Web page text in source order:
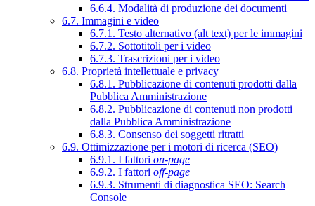
6.6.4. Modalità di produzione dei documenti
6.7. Immagini e video
6.7.1. Testo alternativo (alt text) per le immagini
6.7.2. Sottotitoli per i video
6.7.3. Trascrizioni per i video
6.8. Proprietà intellettuale e privacy
6.8.1. Pubblicazione di contenuti prodotti dalla
Pubblica Amministrazione
6.8.2. Pubblicazione di contenuti non prodotti
dalla Pubblica Amministrazione
6.8.3. Consenso dei soggetti ritratti
6.9. Ottimizzazione per i motori di ricerca (SEO)
6.9.1. I fattori on-page
6.9.2. I fattori off-page
6.9.3. Strumenti di diagnostica SEO: Search
Console